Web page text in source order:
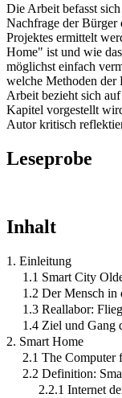
Die Arbeit befasst
Nachfrage der Bürger
Projektes ermittelt
Home" ist und wie
möglichst einfach
welche Methoden der
Arbeit bezieht sich
Kapitel vorgestellt
Autor kritisch
Leseprobe
Inhalt
1. Einleitung
1.1 Smart City
1.2 Der Mensch in
1.3 Reallabor:
1.4 Ziel und Gang
2. Smart Home
2.1 The Computer
2.2 Definition:
2.2.1 Internet